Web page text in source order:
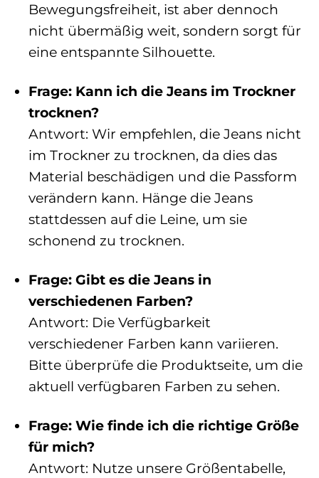
Bewegungsfreiheit, ist aber dennoch
nicht übermäßig weit, sondern sorgt für
eine entspannte Silhouette.
Frage: Kann ich die Jeans im Trockner
trocknen?
Antwort: Wir empfehlen, die Jeans nicht
im Trockner zu trocknen, da dies das
Material beschädigen und die Passform
verändern kann. Hänge die Jeans
stattdessen auf die Leine, um sie
schonend zu trocknen.
Frage: Gibt es die Jeans in
verschiedenen Farben?
Antwort: Die Verfügbarkeit
verschiedener Farben kann variieren.
Bitte überprüfe die Produktseite, um die
aktuell verfügbaren Farben zu sehen.
Frage: Wie finde ich die richtige Größe
für mich?
Antwort: Nutze unsere Größentabelle,